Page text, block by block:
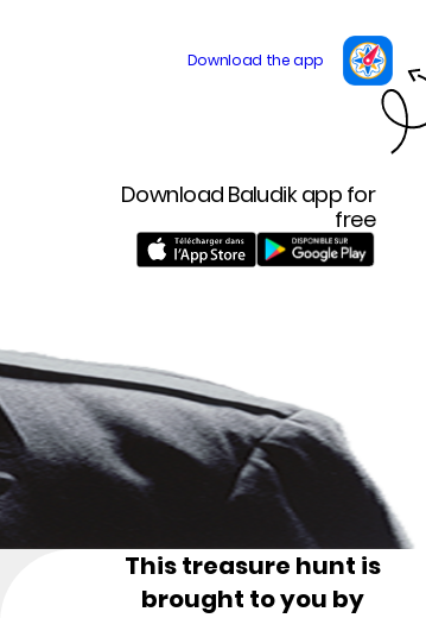
Download Baludik app for
free
This treasure hunt is
brought to you by